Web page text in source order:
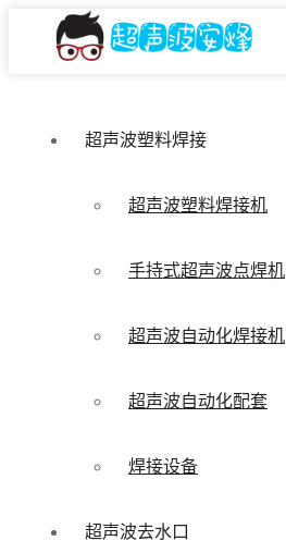
超声波塑料焊接
超声波塑料焊接机
手持式超声波点焊机
超声波自动化焊接机
超声波自动化配套
焊接设备
超声波去水口